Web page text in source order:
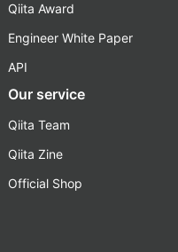
Qiita Award
Engineer White Paper
API
Our service
Qiita Team
Qiita Zine
Official Shop